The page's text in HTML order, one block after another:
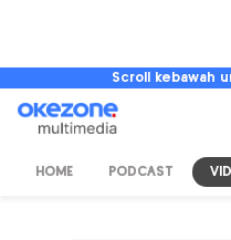
Scroll kebawah
HOME PODCAST